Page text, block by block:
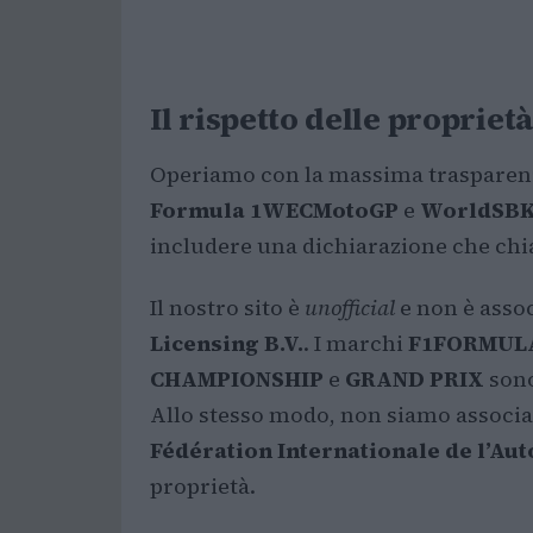
Il rispetto delle
Operiamo con la massima
Formula 1WECMotoGP e
includere una dichiarazione che
Il nostro sito è unofficial e non è
Licensing B.V.. I marchi F1
CHAMPIONSHIP e GRAND PRIX
Allo stesso modo, non siamo
Fédération Internationale de
proprietà.